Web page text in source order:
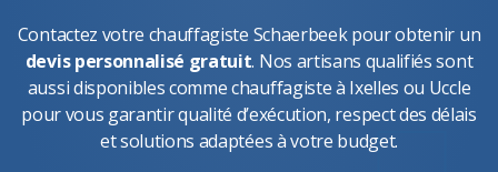
Contactez votre chauffagiste Schaerbeek pour obtenir un
devis personnalisé gratuit. Nos artisans qualifiés sont
aussi disponibles commechauffagiste à Ixelles ou Uccle
pour vous garantir qualité d’exécution, respect des délais
et solutions adaptées à votre budget.